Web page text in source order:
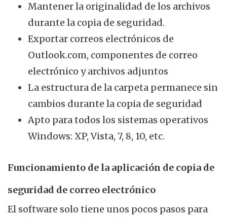
Mantener la originalidad de los archivos
durante la copia de seguridad.
Exportar correos electrónicos de
Outlook.com, componentes de correo
electrónico y archivos adjuntos
La estructura de la carpeta permanece sin
cambios durante la copia de seguridad
Apto para todos los sistemas operativos
Windows: XP, Vista, 7, 8, 10, etc.
Funcionamiento de la aplicación de copia de
seguridad de correo electrónico
El software solo tiene unos pocos pasos para